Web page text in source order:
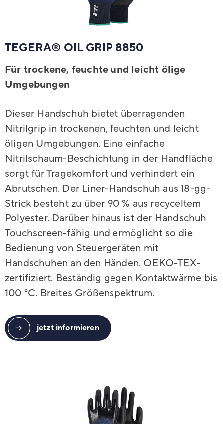
TEGERA® OIL GRIP 8850
Für trockene, feuchte und leicht ölige
Umgebungen
Dieser Handschuh bietet überragenden
Nitrilgrip in trockenen, feuchten und leicht
öligen Umgebungen. Eine einfache
Nitrilschaum-Beschichtung in der Handfläche
sorgt für Tragekomfort und verhindert ein
Abrutschen. Der Liner-Handschuh aus 18-gg-
Strick besteht zu über 90 % aus recyceltem
Polyester. Darüber hinaus ist der Handschuh
Touchscreen-fähig und ermöglicht so die
Bedienung von Steuergeräten mit
Handschuhen an den Händen. OEKO-TEX-
zertifiziert. Beständig gegen Kontaktwärme bis
100 °C. Breites Größenspektrum.
jetzt informieren